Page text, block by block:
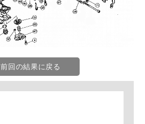
前回の結果に戻る